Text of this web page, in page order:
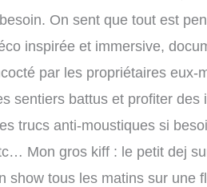
On sent que tout est
inspirée et immersive,
par les propriétaires eux-
sentiers battus et profiter
trucs anti-moustiques si
Mon gros kiff : le petit dej
show tous les matins sur une